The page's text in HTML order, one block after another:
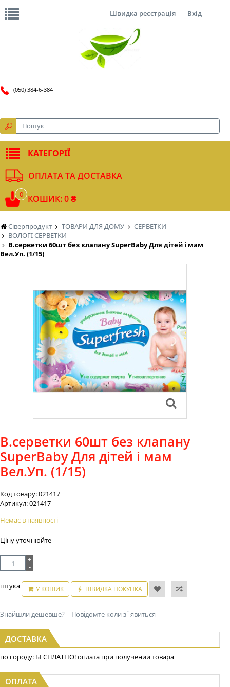
Сіверпродукт ТОВАРИ ДЛЯ ДОМУ
СЕРВЕТКИ
ВОЛОГІ СЕРВЕТКИ
В.серветки 60шт без клапану SuperBaby Для дітей і мам
Вел.Уп. (1/15)
В.серветки 60шт без клапану
SuperBaby Для дітей і мам
Вел.Уп. (1/15)
Код товару:021417
Артикул:021417
Немає в наявності
Ціну уточнюйте
+
-
штука У КОШИК ШВИДКА ПОКУПКА
Знайшли дешевше? Повідомте коли з`явиться
ДОСТАВКА
по городу: БЕСПЛАТНО! оплата при получении товара
ОПЛАТА
Швидка реєстрація Вхід
(050) 384-6-384
КАТЕГОРІЇ
ОПЛАТА ТА ДОСТАВКА
0 КОШИК: 0 ₴